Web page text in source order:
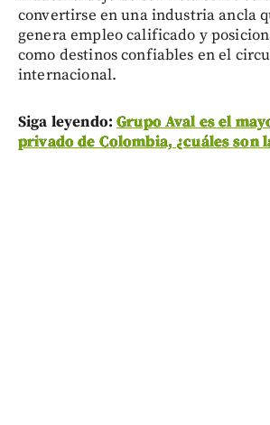
convertirse en una industria ancla
genera empleo calificado y
como destinos confiables en el
internacional.
Siga leyendo:Grupo Aval es el
privado de Colombia, ¿cuáles son